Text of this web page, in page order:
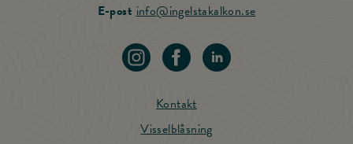
E-postinfo@ingelstakalkon.seSkicka mail till
Kontakt
Visselblåsning